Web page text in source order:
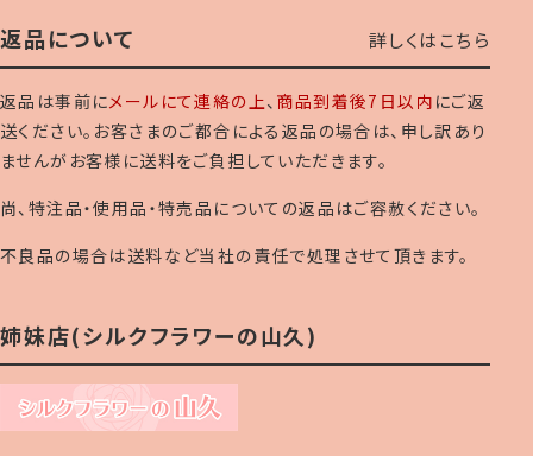
返品について 詳しくはこちら
返品は事前にメールにて連絡の上、 商品到着後7日以内 にご返
送ください。お客さまのご都合による返品の場合は、申し訳あり
ませんがお客様に送料をご負担していただきます。
尚、特注品・使用品・特売品についての返品はご容赦ください。
不良品の場合は送料など当社の責任で処理させて頂きます。
姉妹店(シルクフラワーの山久)